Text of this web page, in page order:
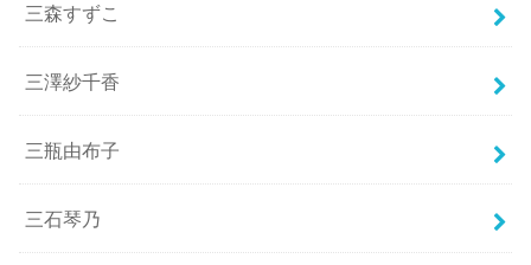
三森すずこ
三澤紗千香
三瓶由布子
三石琴乃